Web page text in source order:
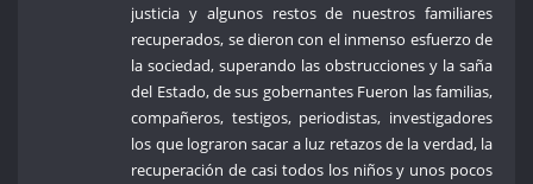
justicia y algunos restos de nuestros familiares
recuperados, se dieron con el inmenso esfuerzo de
la sociedad, superando las obstrucciones y la saña
del Estado, de sus gobernantes Fueron las familias,
compañeros, testigos, periodistas, investigadores
los que lograron sacar a luz retazos de la verdad, la
recuperación de casi todos los niños y unos pocos